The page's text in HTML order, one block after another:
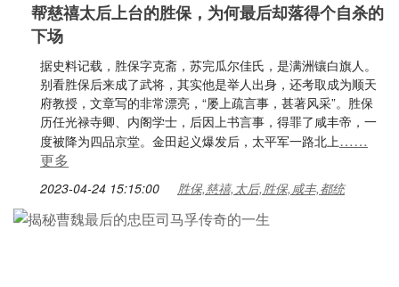
帮慈禧太后上台的胜保，为何最后却落得个自杀的
下场
据史料记载，胜保字克斋，苏完瓜尔佳氏，是满洲镶白旗人。
别看胜保后来成了武将，其实他是举人出身，还考取成为顺天
府教授，文章写的非常漂亮，“屡上疏言事，甚著风采”。胜保
历任光禄寺卿、内阁学士，后因上书言事，得罪了咸丰帝，一
度被降为四品京堂。金田起义爆发后，太平军一路北上……
更多
2023-04-24 15:15:00 胜保,慈禧,太后,胜保,咸丰,都统